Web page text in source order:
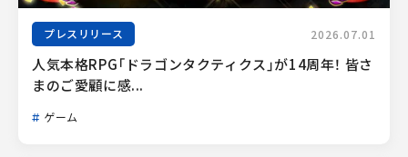
プレスリリース 2026.07.01
人気本格RPG「ドラゴンタクティクス」が14周年！ 皆さ
まのご愛顧に感...
ゲーム